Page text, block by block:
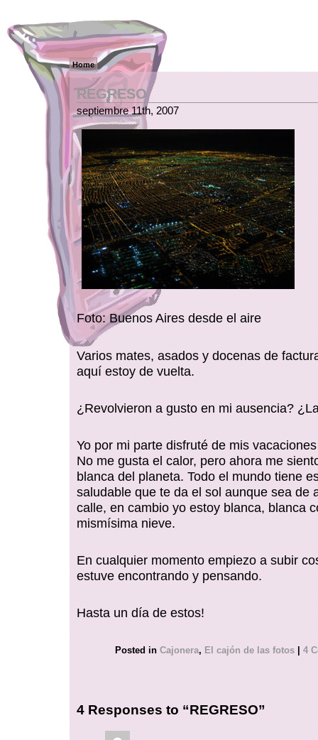
Home
REGRESO
septiembre 11th, 2007
Foto: Buenos Aires desde el aire
Varios mates, asados y docenas de
aquí estoy de vuelta.
¿Revolvieron a gusto en mi ausencia?
Yo por mi parte disfruté de mis
No me gusta el calor, pero ahora me
blanca del planeta. Todo el mundo tiene
saludable que te da el sol aunque sea de
calle, en cambio yo estoy blanca, blanca
mismísima nieve.
En cualquier momento empiezo a subir
estuve encontrando y pensando.
Hasta un día de estos!
Posted inCajonera,El cajón de las fotos | 4
4 Responses to “REGRESO”